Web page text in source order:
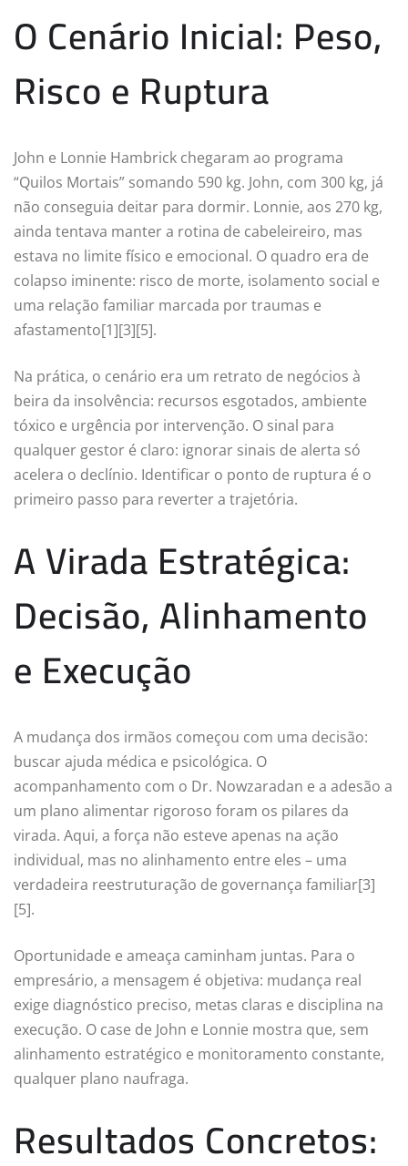
O Cenário Inicial: Peso,
Risco e Ruptura
John e Lonnie Hambrick chegaram ao programa
“Quilos Mortais” somando 590 kg. John, com 300 kg, já
não conseguia deitar para dormir. Lonnie, aos 270 kg,
ainda tentava manter a rotina de cabeleireiro, mas
estava no limite físico e emocional. O quadro era de
colapso iminente: risco de morte, isolamento social e
uma relação familiar marcada por traumas e
afastamento[1][3][5].
Na prática, o cenário era um retrato de negócios à
beira da insolvência: recursos esgotados, ambiente
tóxico e urgência por intervenção. O sinal para
qualquer gestor é claro: ignorar sinais de alerta só
acelera o declínio. Identificar o ponto de ruptura é o
primeiro passo para reverter a trajetória.
A Virada Estratégica:
Decisão, Alinhamento
e Execução
A mudança dos irmãos começou com uma decisão:
buscar ajuda médica e psicológica. O
acompanhamento com o Dr. Nowzaradan e a adesão a
um plano alimentar rigoroso foram os pilares da
virada. Aqui, a força não esteve apenas na ação
individual, mas no alinhamento entre eles – uma
verdadeira reestruturação de governança familiar[3]
[5].
Oportunidade e ameaça caminham juntas. Para o
empresário, a mensagem é objetiva: mudança real
exige diagnóstico preciso, metas claras e disciplina na
execução. O case de John e Lonnie mostra que, sem
alinhamento estratégico e monitoramento constante,
qualquer plano naufraga.
Resultados Concretos: